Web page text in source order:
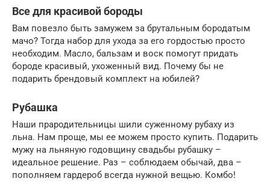
Все для красивой бороды
Вам повезло быть замужем за брутальным бородатым
мачо? Тогда набор для ухода за его гордостью просто
необходим. Масло, бальзам и воск помогут придать
бороде красивый, ухоженный вид. Почему бы не
подарить брендовый комплект на юбилей?
Рубашка
Наши прародительницы шили суженному рубаху из
льна. Нам проще, мы ее можем просто купить. Подарить
мужу на льняную годовщину свадьбы рубашку –
идеальное решение. Раз – соблюдаем обычай, два –
пополняем гардероб всегда нужной вещью. Комбо!